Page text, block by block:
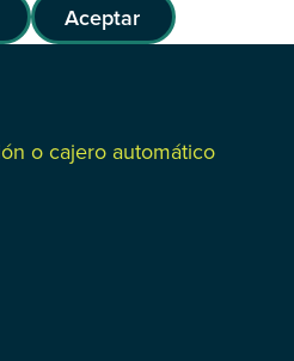
Aceptar
o cajero automático